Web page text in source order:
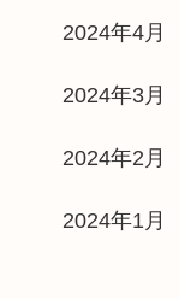
2024年4月
2024年3月
2024年2月
2024年1月